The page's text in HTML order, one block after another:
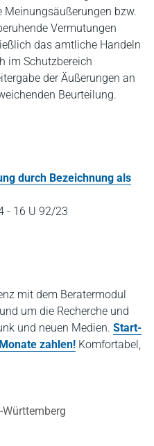
bzw.
Vermutungen
das amtliche Handeln
im Schutzbereich
der Äußerungen an
Beurteilung.
durch Bezeichnung als
- 16 U 92/23
mit dem Beratermodul
um die Recherche und
und neuen Medien. Start-
zahlen! Komfortabel,